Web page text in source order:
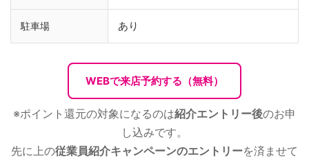
駐車場 あり
WEBで来店予約する（無料）
※ポイント還元の対象になるのは紹介エントリー後のお申
し込みです。
先に上の従業員紹介キャンペーンのエントリーを済ませて